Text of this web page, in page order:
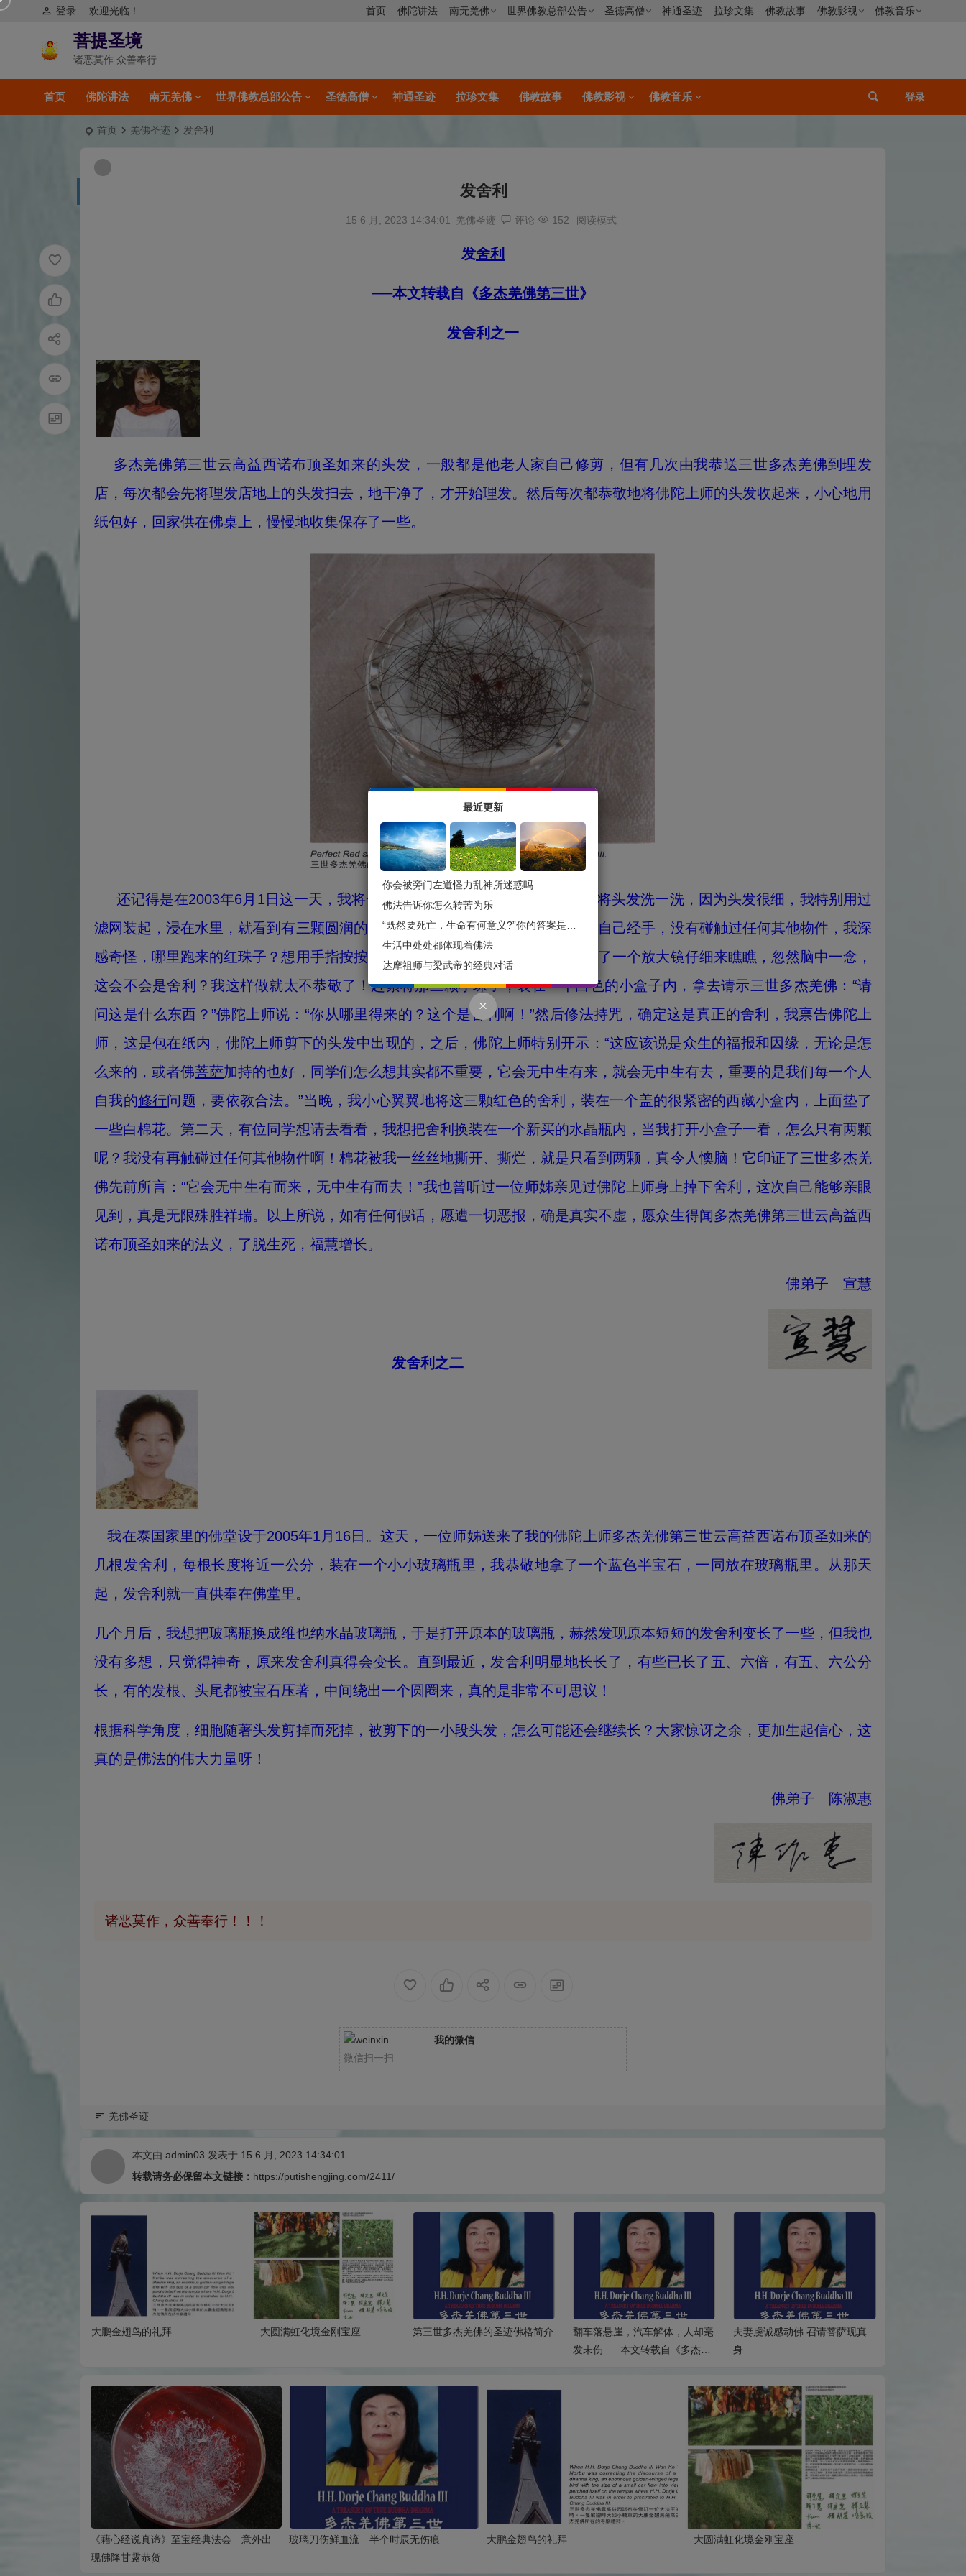
欢迎光临！
登录 首页 佛陀讲法 南无羌佛 世界佛教总部公告 圣德高僧 神通圣迹 拉珍文集 佛教故事 佛教影视 佛教音乐
菩提圣境
诸恶莫作 众善奉行
首页 佛陀讲法 南无羌佛 世界佛教总部公告 圣德高僧 神通圣迹 拉珍文集 佛教故事 佛教影视 佛教音乐 登录
首页 羌佛圣迹 发舍利
发舍利
15 6 月, 2023 14:34:01 羌佛圣迹 评论 152 阅读模式
发舍利
──本文转载自《多杰羌佛第三世》
发舍利之一
多杰羌佛第三世云高益西诺布顶圣如来的头发，一般都是他老人家自己修剪，但有几次由我恭送三世多杰羌佛到理发
店，每次都会先将理发店地上的头发扫去，地干净了，才开始理发。然后每次都恭敬地将佛陀上师的头发收起来，小心地用
纸包好，回家供在佛桌上，慢慢地收集保存了一些。
还记得是在2003年6月1日这一天，我将一些尚未打开的纸包拿出来整理，想将头发洗一洗，因为头发很细，我特别用过
滤网装起，浸在水里，就看到有三颗圆润的红色小珠子在其间，因所有过程是我自己经手，没有碰触过任何其他物件，我深
感奇怪，哪里跑来的红珠子？想用手指按按看，这小珠子是软的还是硬的？还拿了一个放大镜仔细来瞧瞧，忽然脑中一念，
这会不会是舍利？我这样做就太不恭敬了！赶紧将那三颗小珠子，装在一个白色的小盒子内，拿去请示三世多杰羌佛：“请
问这是什么东西？”佛陀上师说：“你从哪里得来的？这个是舍利啊！”然后修法持咒，确定这是真正的舍利，我禀告佛陀上
师，这是包在纸内，佛陀上师剪下的头发中出现的，之后，佛陀上师特别开示：“这应该说是众生的福报和因缘，无论是怎
么来的，或者佛菩萨加持的也好，同学们怎么想其实都不重要，它会无中生有来，就会无中生有去，重要的是我们每一个人
自我的修行问题，要依教合法。”当晚，我小心翼翼地将这三颗红色的舍利，装在一个盖的很紧密的西藏小盒内，上面垫了
一些白棉花。第二天，有位同学想请去看看，我想把舍利换装在一个新买的水晶瓶内，当我打开小盒子一看，怎么只有两颗
呢？我没有再触碰过任何其他物件啊！棉花被我一丝丝地撕开、撕烂，就是只看到两颗，真令人懊脑！它印证了三世多杰羌
佛先前所言：“它会无中生有而来，无中生有而去！”我也曾听过一位师姊亲见过佛陀上师身上掉下舍利，这次自己能够亲眼
见到，真是无限殊胜祥瑞。以上所说，如有任何假话，愿遭一切恶报，确是真实不虚，愿众生得闻多杰羌佛第三世云高益西
诺布顶圣如来的法义，了脱生死，福慧增长。
佛弟子 宣慧
发舍利之二
我在泰国家里的佛堂设于2005年1月16日。这天，一位师姊送来了我的佛陀上师多杰羌佛第三世云高益西诺布顶圣如来的
几根发舍利，每根长度将近一公分，装在一个小小玻璃瓶里，我恭敬地拿了一个蓝色半宝石，一同放在玻璃瓶里。从那天
起，发舍利就一直供奉在佛堂里。
几个月后，我想把玻璃瓶换成维也纳水晶玻璃瓶，于是打开原本的玻璃瓶，赫然发现原本短短的发舍利变长了一些，但我也
没有多想，只觉得神奇，原来发舍利真得会变长。直到最近，发舍利明显地长长了，有些已长了五、六倍，有五、六公分
长，有的发根、头尾都被宝石压著，中间绕出一个圆圈来，真的是非常不可思议！
根据科学角度，细胞随著头发剪掉而死掉，被剪下的一小段头发，怎么可能还会继续长？大家惊讶之余，更加生起信心，这
真的是佛法的伟大力量呀！
佛弟子 陈淑惠
诸恶莫作，众善奉行！！！
我的微信
微信扫一扫
羌佛圣迹
本文由 admin03 发表于 15 6 月, 2023 14:34:01
转载请务必保留本文链接： https://putishengjing.com/2411/
大鹏金翅鸟的礼拜 大圆满虹化境金刚宝座 第三世多杰羌佛的圣迹佛格简介
翻车落悬崖，汽车解体，人却毫
发未伤 ──本文转载自《多杰羌
夫妻虔诚感动佛 召请菩萨现真
身
《藉心经说真谛》至宝经典法会 意外出
现佛降甘露恭贺
玻璃刀伤鲜血流 半个时辰无伤痕 大鹏金翅鸟的礼拜 大圆满虹化境金刚宝座
最近更新
你会被旁门左道怪力乱神所迷惑吗
佛法告诉你怎么转苦为乐
生活中处处都体现着佛法
达摩祖师与梁武帝的经典对话